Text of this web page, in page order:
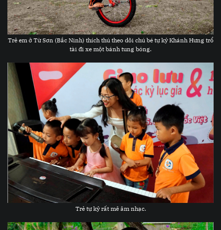
Trẻ em ở Từ Sơn (Bắc Ninh) thích thú theo dõi chú bé tự kỷ Khánh Hưng trổ
tài đi xe một bánh tung bóng.
Trẻ tự kỷ rất mê âm nhạc.